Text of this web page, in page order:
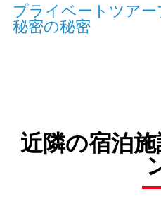
プライベートツア
秘密の秘密
近隣の宿泊